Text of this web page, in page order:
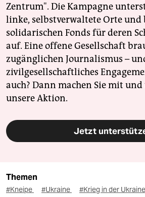
Zentrum". Die Kampagne
linke, selbstverwaltete Orte und
solidarischen Fonds für deren
auf. Eine offene Gesellschaft
zugänglichen Journalismus –
zivilgesellschaftliches
auch? Dann machen Sie mit
unsere Aktion.
Jetzt
Themen
#Kneipe #Ukraine #Krieg in der Ukraine